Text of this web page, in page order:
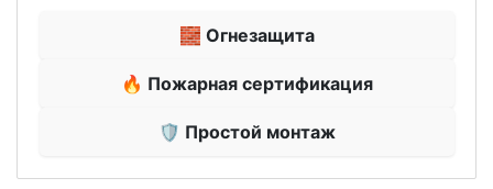
🧱 Огнезащита
🔥 Пожарная сертификация
🛡 Простой монтаж